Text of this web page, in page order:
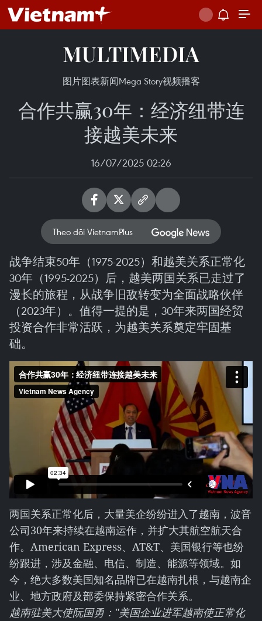
MULTIMEDIA
图片图表新闻Mega Story视频播客
合作共赢30年：经济纽带连
接越美未来
16/07/2025 02:26
Theo dõi VietnamPlus
战争结束50年（1975-2025）和越美关系正常化
30年（1995-2025）后，越美两国关系已走过了
漫长的旅程，从战争旧敌转变为全面战略伙伴
（2023年）。值得一提的是，30年来两国经贸
投资合作非常活跃，为越美关系奠定牢固基
础。
两国关系正常化后，大量美企纷纷进入了越南，波音
公司30年来持续在越南运作，并扩大其航空航天合
作。American Express、AT&T、美国银行等也纷
纷跟进，涉及金融、电信、制造、能源等领域。如
今，绝大多数美国知名品牌已在越南扎根，与越南企
业、地方政府及部委保持紧密合作关系。
越南驻美大使阮国勇："美国企业进军越南使正常化